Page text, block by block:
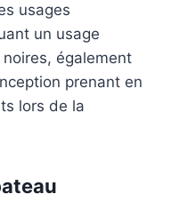
usages
un usage
noires, également
prenant en
lors de la